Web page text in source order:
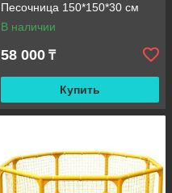
Песочница 150*150*30 см
В наличии
58 000 ₸
Купить